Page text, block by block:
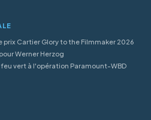
prix Cartier Glory to the Filmmaker 2026
Werner Herzog
vert à l'opération Paramount-WBD